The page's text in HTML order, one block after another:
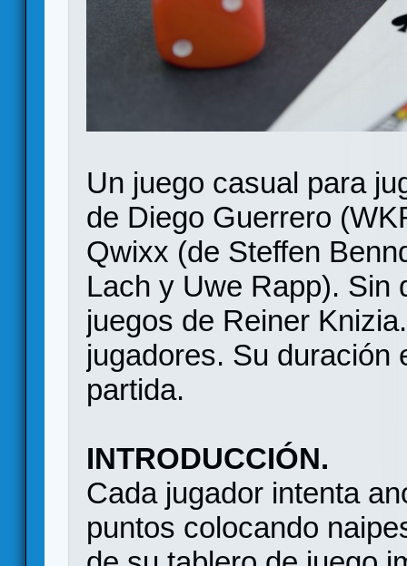
Un juego casual para
de Diego Guerrero
Qwixx (de Steffen
Lach y Uwe Rapp). Sin
juegos de Reiner
jugadores. Su duración
partida.
INTRODUCCIÓN.
Cada jugador intenta
puntos colocando